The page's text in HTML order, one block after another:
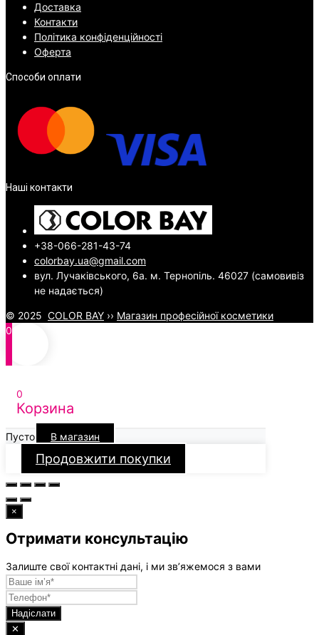
Доставка
Контакти
Політика конфіденційності
Оферта
Способи оплати
Наші контакти
+38-066-281-43-74
colorbay.ua@gmail.com
вул. Лучаківського, 6а. м. Тернопіль. 46027 (самовивіз
не надається)
© 2025 COLOR BAY ›› Магазин професійної косметики
0
0
Корзина
Пусто В магазин
Продовжити покупки
×
Отримати консультацію
Залиште свої контактні дані, і ми зв’яжемося з вами
Надіслати
✕